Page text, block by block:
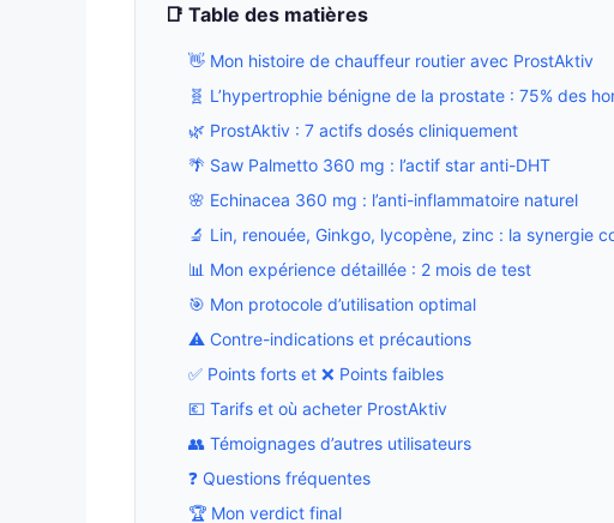
📑 Table des matières
👋 Mon histoire de chauffeur routier avec ProstAktiv
🧬 L’hypertrophie bénigne de la prostate : 75% des
🌿 ProstAktiv : 7 actifs dosés cliniquement
🌴 Saw Palmetto 360 mg : l’actif star anti-DHT
🌸 Echinacea 360 mg : l’anti-inflammatoire naturel
🔬 Lin, renouée, Ginkgo, lycopène, zinc : la synergie
📊 Mon expérience détaillée : 2 mois de test
🎯 Mon protocole d’utilisation optimal
⚠️ Contre-indications et précautions
✅ Points forts et ❌ Points faibles
💶 Tarifs et où acheter ProstAktiv
👥 Témoignages d’autres utilisateurs
❓ Questions fréquentes
🏆 Mon verdict final